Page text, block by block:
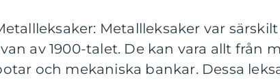
Metallleksaker var
av 1900-talet. De kan vara allt från
och mekaniska bankar. Dessa